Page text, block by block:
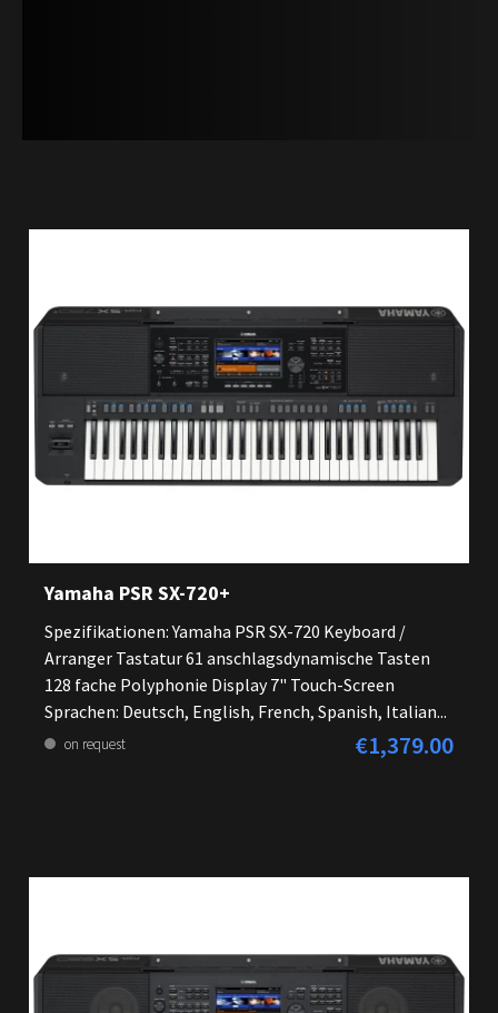
Yamaha PSR SX-720+
Spezifikationen: Yamaha PSR SX-720 Keyboard /
Arranger Tastatur 61 anschlagsdynamische Tasten
128 fache Polyphonie Display 7" Touch-Screen
Sprachen: Deutsch, English, French, Spanish, Italian...
on request Regular price:
€1,379.00